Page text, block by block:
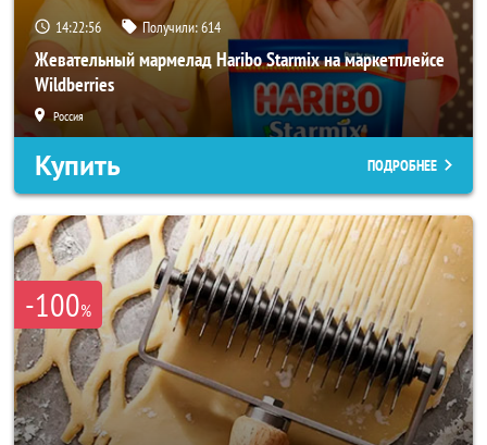
14:22:54 Получили:614
Жевательный мармелад Haribo Starmix на маркетплейсе
Wildberries
Россия
Купить ПОДРОБНЕЕ
-100%